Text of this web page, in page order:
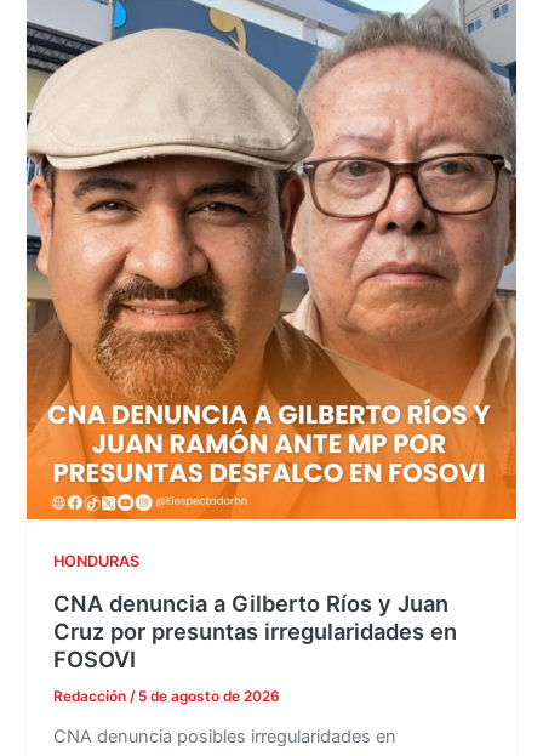
HONDURAS
CNA denuncia a Gilberto Ríos y Juan
Cruz por presuntas irregularidades en
FOSOVI
Redacción/ 5 de agosto de 2026
CNA denuncia posibles irregularidades en